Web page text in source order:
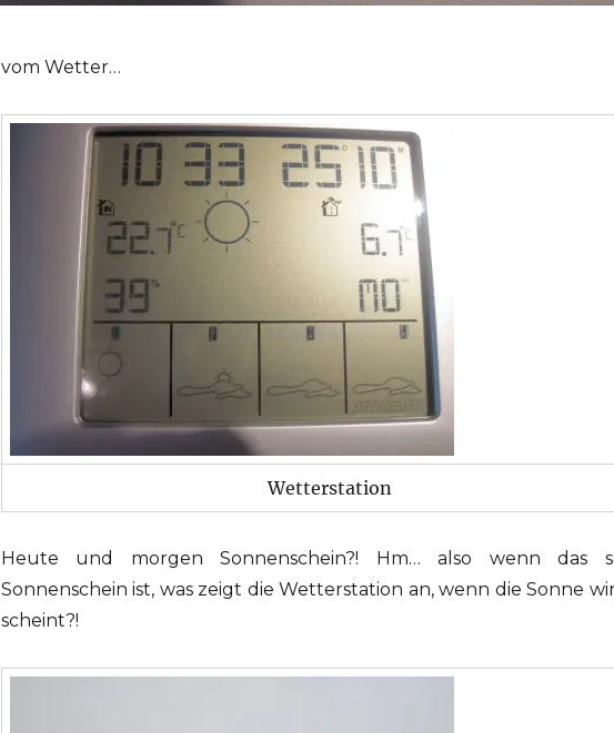
vom Wetter…
Wetterstation
Heute und morgen Sonnenschein?! Hm… also wenn das
Sonnenschein ist, was zeigt die Wetterstation an, wenn die Sonne
scheint?!